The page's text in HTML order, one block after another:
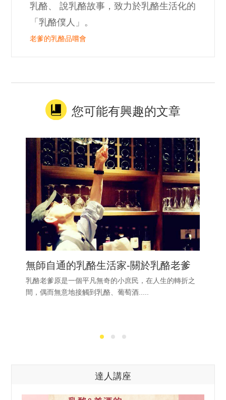
乳酪、 說乳酪故事，致力於乳酪生活化的
「乳酪僕人」。
老爹的乳酪品嚐會
您可能有興趣的文章
無師自通的乳酪生活家-關於乳酪老爹
乳酪老爹原是一個平凡無奇的小庶民，在人生的轉折之
間，偶而無意地接觸到乳酪、葡萄酒.....
達人講座